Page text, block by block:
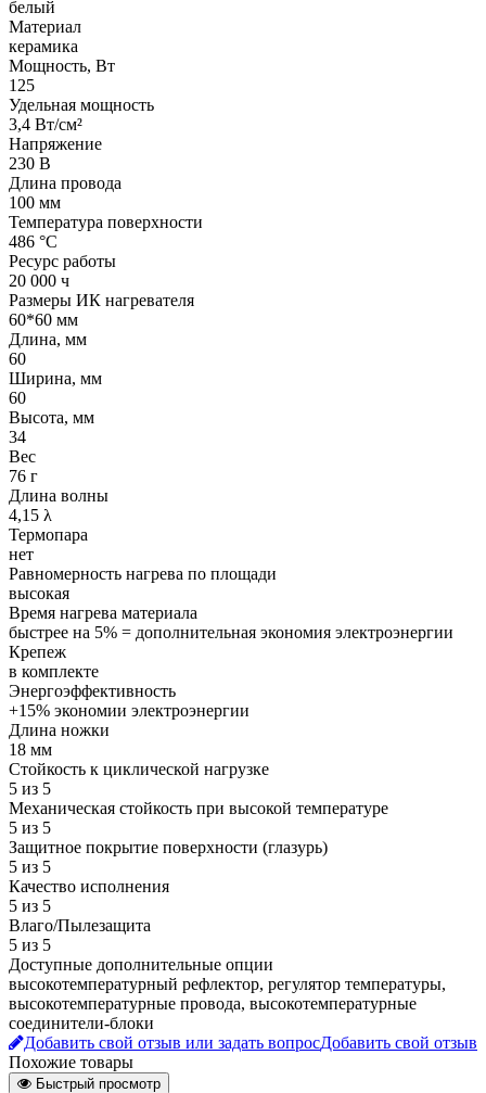
белый
Материал
керамика
Мощность, Вт
125
Удельная мощность
3,4 Вт/см²
Напряжение
230 В
Длина провода
100 мм
Температура поверхности
486 °С
Ресурс работы
20 000 ч
Размеры ИК нагревателя
60*60 мм
Длина, мм
60
Ширина, мм
60
Высота, мм
34
Вес
76 г
Длина волны
4,15 λ
Термопара
нет
Равномерность нагрева по площади
высокая
Время нагрева материала
быстрее на 5% = дополнительная экономия электроэнергии
Крепеж
в комплекте
Энергоэффективность
+15% экономии электроэнергии
Длина ножки
18 мм
Стойкость к циклической нагрузке
5 из 5
Механическая стойкость при высокой температуре
5 из 5
Защитное покрытие поверхности (глазурь)
5 из 5
Качество исполнения
5 из 5
Влаго/Пылезащита
5 из 5
Доступные дополнительные опции
высокотемпературный рефлектор, регулятор температуры,
высокотемпературные провода, высокотемпературные
соединители-блоки
Добавить свой отзыв или задать вопросДобавить свой отзыв
Похожие товары
Быстрый просмотр